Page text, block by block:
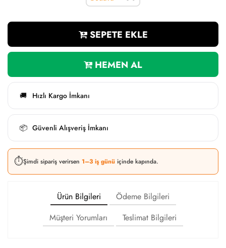
SEPETE EKLE
HEMEN AL
🚚 Hızlı Kargo İmkanı
📦 Güvenli Alışveriş İmkanı
⏱️Şimdi sipariş verirsen 1–3 iş günü içinde kapında.
Ürün Bilgileri
Ödeme Bilgileri
Müşteri Yorumları
Teslimat Bilgileri